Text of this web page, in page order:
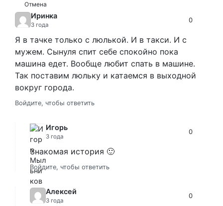
Отмена
Иринка
3 года
0
Я в тачке только с люлькой. И в такси. И с
мужем. Сынуля спит себе спокойно пока
машина едет. Вообще любит спать в машине.
Так поставим люльку и катаемся в выходной
вокруг города.
Войдите, чтобы ответить
Игорь
3 года
0
Знакомая история 🙂
Войдите, чтобы ответить
Алексей
3 года
0